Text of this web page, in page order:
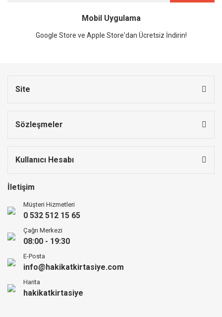
Mobil Uygulama
Google Store ve Apple Store'dan Ücretsiz İndirin!
Site
Sözleşmeler
Kullanıcı Hesabı
İletişim
Müşteri Hizmetleri
0 532 512 15 65
Çağrı Merkezi
08:00 - 19:30
E-Posta
info@hakikatkirtasiye.com
Harita
hakikatkirtasiye